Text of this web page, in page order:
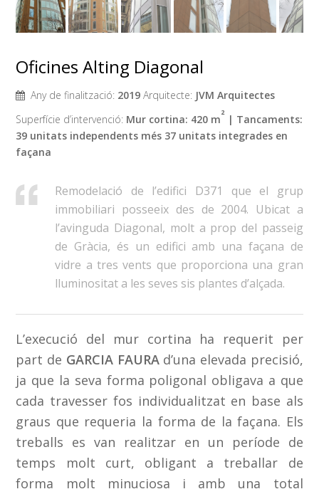
Oficines Alting Diagonal
Any de finalització: 2019 Arquitecte: JVM Arquitectes
Superfície d’intervenció: Mur cortina: 420 m² | Tancaments:
39 unitats independents més 37 unitats integrades en
façana
Remodelació de l’edifici D371 que el grup
immobiliari posseeix des de 2004. Ubicat a
l’avinguda Diagonal, molt a prop del passeig
de Gràcia, és un edifici amb una façana de
vidre a tres vents que proporciona una gran
lluminositat a les seves sis plantes d’alçada.
L’execució del mur cortina ha requerit per
part de GARCIA FAURAd’una elevada precisió,
ja que la seva forma poligonal obligava a que
cada travesser fos individualitzat en base als
graus que requeria la forma de la façana. Els
treballs es van realitzar en un període de
temps molt curt, obligant a treballar de
forma molt minuciosa i amb una total